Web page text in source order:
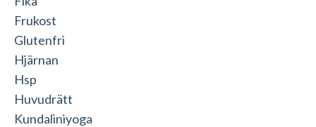
Frukost
Glutenfri
Hjärnan
Hsp
Huvudrätt
Kundaliniyoga